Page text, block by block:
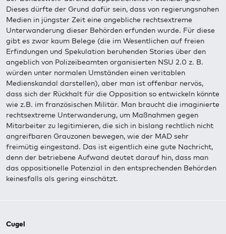
Dieses dürfte der Grund dafür sein, dass von regierungsnahen
Medien in jüngster Zeit eine angebliche rechtsextreme
Unterwanderung dieser Behörden erfunden wurde. Für diese
gibt es zwar kaum Belege (die im Wesentlichen auf freien
Erfindungen und Spekulation beruhenden Stories über den
angeblich von Polizeibeamten organisierten NSU 2.0 z. B.
würden unter normalen Umständen einen veritablen
Medienskandal darstellen), aber man ist offenbar nervös,
dass sich der Rückhalt für die Opposition so entwickeln könnte
wie z.B. im französischen Militär. Man braucht die imaginierte
rechtsextreme Unterwanderung, um Maßnahmen gegen
Mitarbeiter zu legitimieren, die sich in bislang rechtlich nicht
angreifbaren Grauzonen bewegen, wie der MAD sehr
freimütig eingestand. Das ist eigentlich eine gute Nachricht,
denn der betriebene Aufwand deutet darauf hin, dass man
das oppositionelle Potenzial in den entsprechenden Behörden
keinesfalls als gering einschätzt.
Cugel